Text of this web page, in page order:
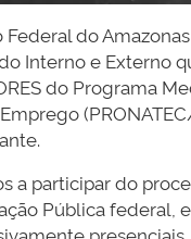
do
Interno e Externo
do Programa
a participar do
Pública federal,